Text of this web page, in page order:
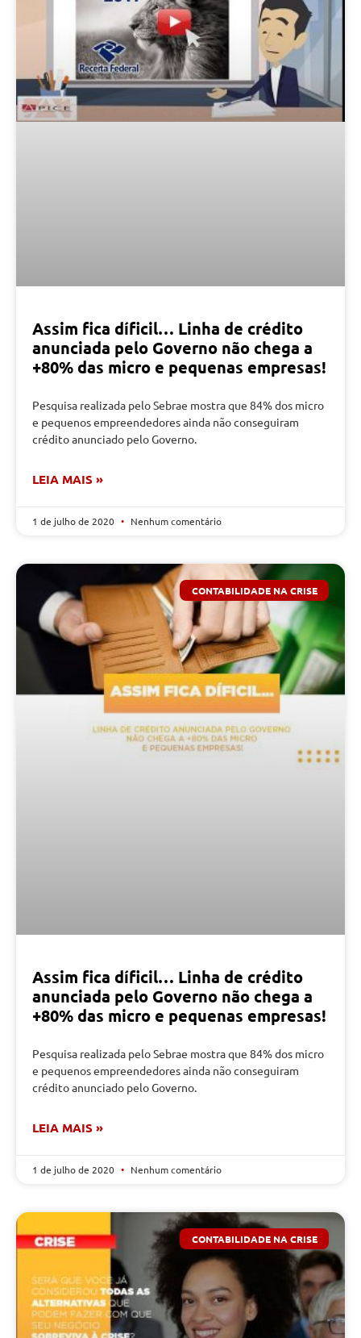
Assim fica díficil… Linha de crédito
anunciada pelo Governo não chega a
+80% das micro e pequenas empresas!
Pesquisa realizada pelo Sebrae mostra que 84% dos micro
e pequenos empreendedores ainda não conseguiram
crédito anunciado pelo Governo.
LEIA MAIS »
1 de julho de 2020 Nenhum comentário
CONTABILIDADE NA CRISE
Assim fica díficil… Linha de crédito
anunciada pelo Governo não chega a
+80% das micro e pequenas empresas!
Pesquisa realizada pelo Sebrae mostra que 84% dos micro
e pequenos empreendedores ainda não conseguiram
crédito anunciado pelo Governo.
LEIA MAIS »
1 de julho de 2020 Nenhum comentário
CONTABILIDADE NA CRISE